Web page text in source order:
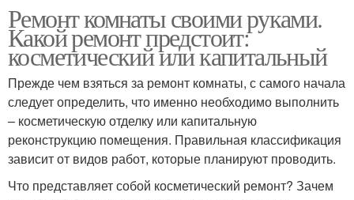
Ремонт комнаты своими руками.
Какой ремонт предстоит:
косметический или капитальный
Прежде чем взяться за ремонт комнаты, с самого начала
следует определить, что именно необходимо выполнить
– косметическую отделку или капитальную
реконструкцию помещения. Правильная классификация
зависит от видов работ, которые планируют проводить.
Что представляет собой косметический ремонт? Зачем